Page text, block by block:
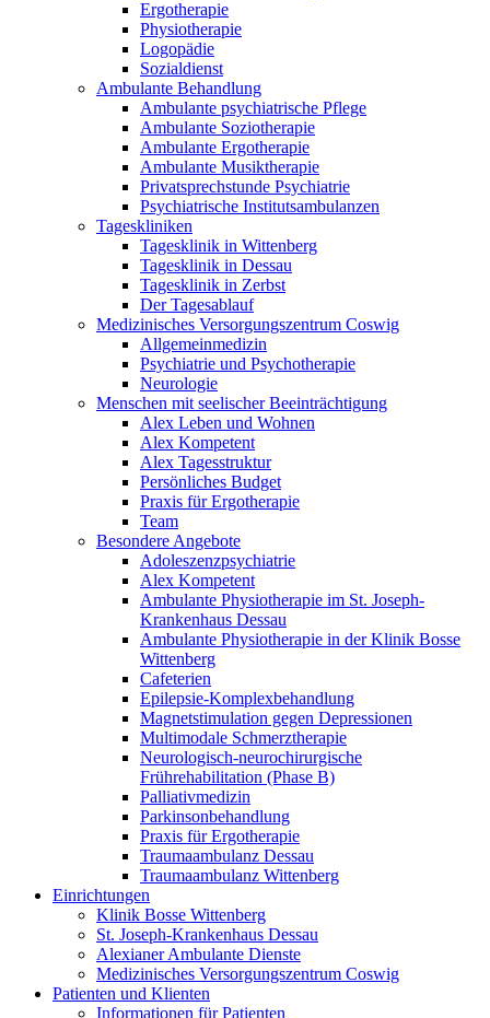
Ergotherapie
Physiotherapie
Logopädie
Sozialdienst
Ambulante Behandlung
Ambulante psychiatrische Pflege
Ambulante Soziotherapie
Ambulante Ergotherapie
Ambulante Musiktherapie
Privatsprechstunde Psychiatrie
Psychiatrische Institutsambulanzen
Tageskliniken
Tagesklinik in Wittenberg
Tagesklinik in Dessau
Tagesklinik in Zerbst
Der Tagesablauf
Medizinisches Versorgungszentrum Coswig
Allgemeinmedizin
Psychiatrie und Psychotherapie
Neurologie
Menschen mit seelischer Beeinträchtigung
Alex Leben und Wohnen
Alex Kompetent
Alex Tagesstruktur
Persönliches Budget
Praxis für Ergotherapie
Team
Besondere Angebote
Adoleszenzpsychiatrie
Alex Kompetent
Ambulante Physiotherapie im St. Joseph-
Krankenhaus Dessau
Ambulante Physiotherapie in der Klinik Bosse
Wittenberg
Cafeterien
Epilepsie-Komplexbehandlung
Magnetstimulation gegen Depressionen
Multimodale Schmerztherapie
Neurologisch-neurochirurgische
Frührehabilitation (Phase B)
Palliativmedizin
Parkinsonbehandlung
Praxis für Ergotherapie
Traumaambulanz Dessau
Traumaambulanz Wittenberg
Einrichtungen
Klinik Bosse Wittenberg
St. Joseph-Krankenhaus Dessau
Alexianer Ambulante Dienste
Medizinisches Versorgungszentrum Coswig
Patienten und Klienten
Informationen für Patienten